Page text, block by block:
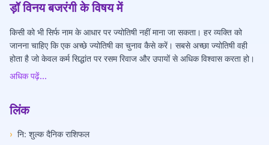
ड़ॉ विनय बजरंगी के विषय में
किसी को भी सिर्फ नाम के आधार पर ज्योतिषी नहीं माना जा सकता। हर व्यक्ति को
जानना चाहिए कि एक अच्छे ज्योतिषी का चुनाव कैसे करें। सबसे अच्छा ज्योतिषी वही
होता है जो केवल कर्म सिद्धांत पर रसम रिवाज और उपायों से अधिक विश्वास करता हो।
अधिक पढ़ें...
लिंक
› नि: शुल्क दैनिक राशिफल